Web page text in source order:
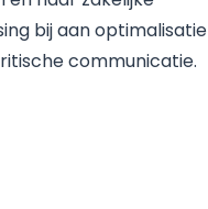
bij aan optimalisatie
communicatie.